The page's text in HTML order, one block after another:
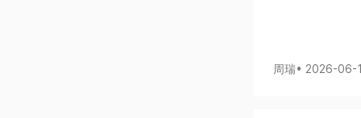
周瑞• 2026-06-